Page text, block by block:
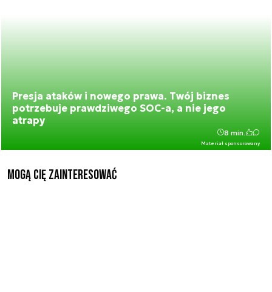
Presja ataków i nowego prawa. Twój biznes
potrzebuje prawdziwego SOC-a, a nie jego
atrapy
Materiał sponsorowany
8 min.
Mogą Cię zainteresować